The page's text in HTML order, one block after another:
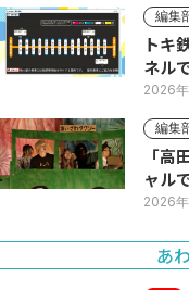
編集
トキ鉄
ネル
2026
編集
「高
ャル
2026
あ